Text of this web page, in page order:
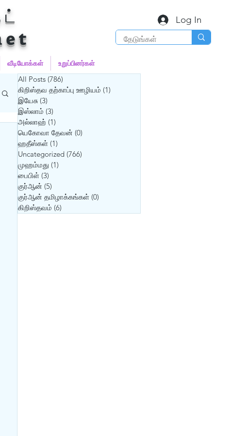
Log In
வீடியோக்கள் உறுப்பினர்கள்
All Posts (786)
கிறிஸ்தவ தற்காப்பு ஊழியம் (1)
இயேசு (3)
இஸ்லாம் (3)
அல்லாஹ் (1)
யெகோவா தேவன் (0)
ஹதீஸ்கள் (1)
Uncategorized (766)
முஹம்மது (1)
பைபிள் (3)
குர்‍ஆன் (5)
குர்‍ஆன் தமிழாக்கங்கள் (0)
கிறிஸ்தவம் (6)